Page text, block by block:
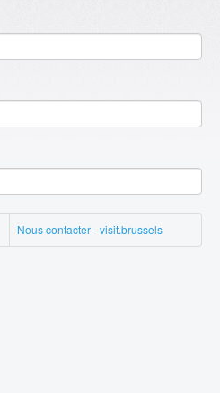
Nous contacter-visit.brussels